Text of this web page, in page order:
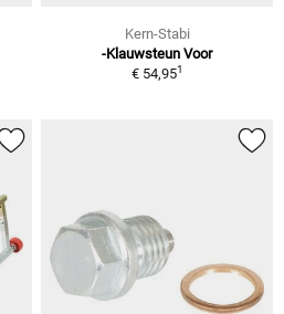
Kern-Stabi
-Klauwsteun Voor
€ 54,951